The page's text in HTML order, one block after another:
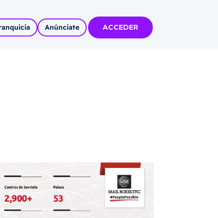
MÁS
con
tu Marca
Anúnciate ACCEDER